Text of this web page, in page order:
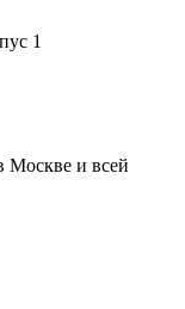
1
Москве и всей